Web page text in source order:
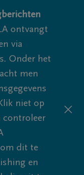
ontvangt
via
Onder het
men
niet op
controleer
dit te
en